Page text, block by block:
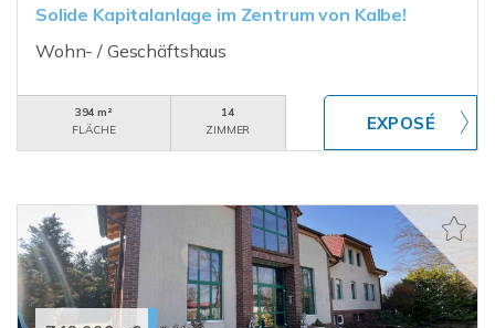
Solide Kapitalanlage im Zentrum von Kalbe!
Wohn- / Geschäftshaus
394 m²
FLÄCHE
14
ZIMMER